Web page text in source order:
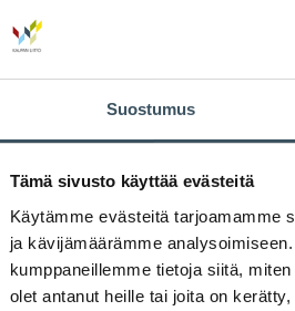
Suostumus
Tämä sivusto käyttää evästeitä
Käytämme evästeitä tarjoamamme
ja kävijämäärämme
kumppaneillemme tietoja siitä,
olet antanut heille tai joita on